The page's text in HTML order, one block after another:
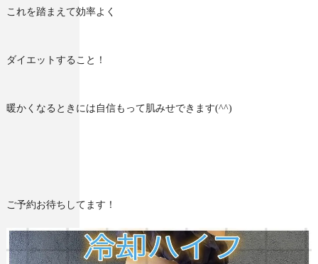
これを踏まえて効率よく
ダイエットすること！
暖かくなるときには自信もって肌みせできます(^^)
ご予約お待ちしてます！